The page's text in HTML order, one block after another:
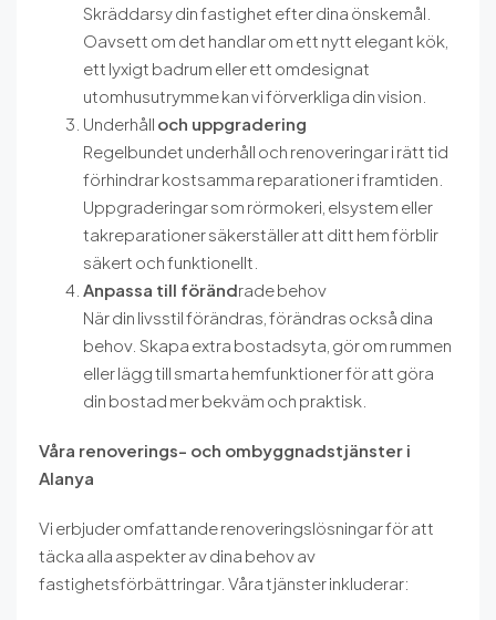
Skräddarsy din fastighet efter dina önskemål.
Oavsett om det handlar om ett nytt elegant kök,
ett lyxigt badrum eller ett omdesignat
utomhusutrymme kan vi förverkliga din vision.
Underhåll och uppgradering
Regelbundet underhåll och renoveringar i rätt tid
förhindrar kostsamma reparationer i framtiden.
Uppgraderingar som rörmokeri, elsystem eller
takreparationer säkerställer att ditt hem förblir
säkert och funktionellt.
Anpassa till förändrade behov
När din livsstil förändras, förändras också dina
behov. Skapa extra bostadsyta, gör om rummen
eller lägg till smarta hemfunktioner för att göra
din bostad mer bekväm och praktisk.
Våra renoverings- och ombyggnadstjänster i
Alanya
Vi erbjuder omfattande renoveringslösningar för att
täcka alla aspekter av dina behov av
fastighetsförbättringar. Våra tjänster inkluderar: